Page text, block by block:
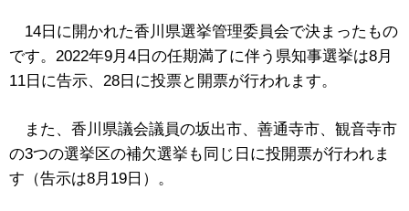
14日に開かれた香川県選挙管理委員会で決まったもの
です。2022年9月4日の任期満了に伴う県知事選挙は8月
11日に告示、28日に投票と開票が行われます。
また、香川県議会議員の坂出市、善通寺市、観音寺市
の3つの選挙区の補欠選挙も同じ日に投開票が行われま
す（告示は8月19日）。